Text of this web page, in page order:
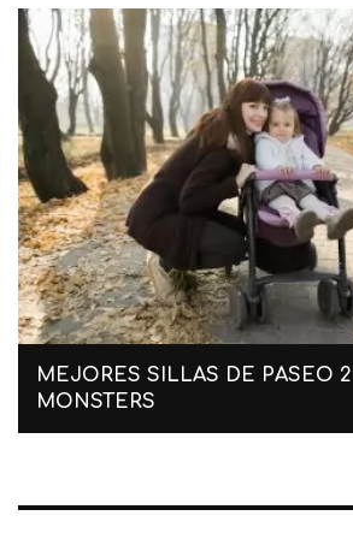
MEJORES SILLAS DE PASEO
MONSTERS